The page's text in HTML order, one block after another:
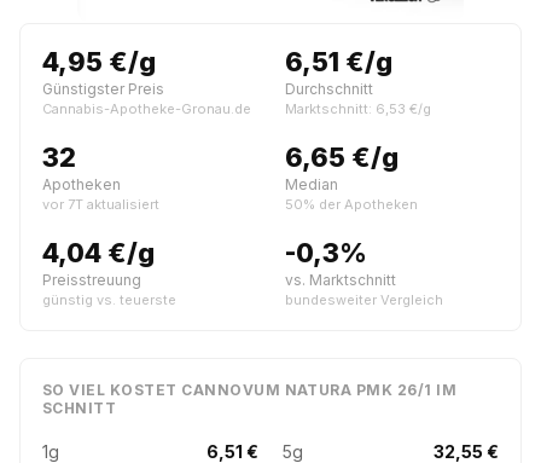
4,95 €/g
Günstigster Preis
Cannabis-Apotheke-Gronau.de
6,51 €/g
Durchschnitt
Marktschnitt: 6,53 €/g
32
Apotheken
vor 7T aktualisiert
6,65 €/g
Median
50% der Apotheken
4,04 €/g
Preisstreuung
günstig vs. teuerste
-0,3%
vs. Marktschnitt
bundesweiter Vergleich
SO VIEL KOSTET CANNOVUM NATURA PMK 26/1 IM
SCHNITT
1g 6,51 € 5g 32,55 €